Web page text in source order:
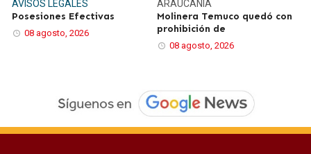
AVISOS LEGALES
Posesiones Efectivas
08 agosto, 2026
ARAUCANÍA
Molinera Temuco quedó con
prohibición de
08 agosto, 2026